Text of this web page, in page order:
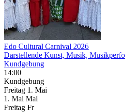
Edo Cultural Carnival 2026
Darstellende Kunst, Musik,
Kundgebung
14:00
Kundgebung
Freitag 1. Mai
1. Mai Mai
Freitag Fr